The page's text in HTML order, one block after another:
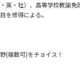
特集
国際・グロ
英・社）、高等学校教諭免
を修得による。
(複数可)をチョイス！